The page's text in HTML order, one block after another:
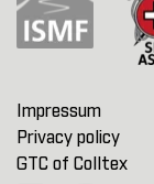
Impressum
Privacy policy
GTC of Colltex